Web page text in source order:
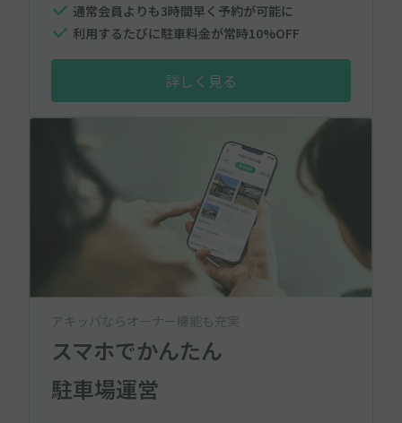
通常会員よりも3時間早く予約が可能に
利用するたびに駐車料金が常時10%OFF
詳しく見る
アキッパならオーナー機能も充実
スマホでかんたん
駐車場運営